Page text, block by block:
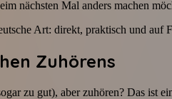
nächsten Mal anders machen
Art: direkt, praktisch und auf
Zuhörens
zu gut), aber zuhören? Das ist